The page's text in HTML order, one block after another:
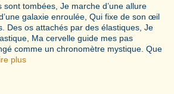
sont tombées, Je marche d’une allure
galaxie enroulée, Qui fixe de son œil
Des os attachés par des élastiques, Je
Ma cervelle guide mes pas
comme un chronomètre mystique. Que
plus